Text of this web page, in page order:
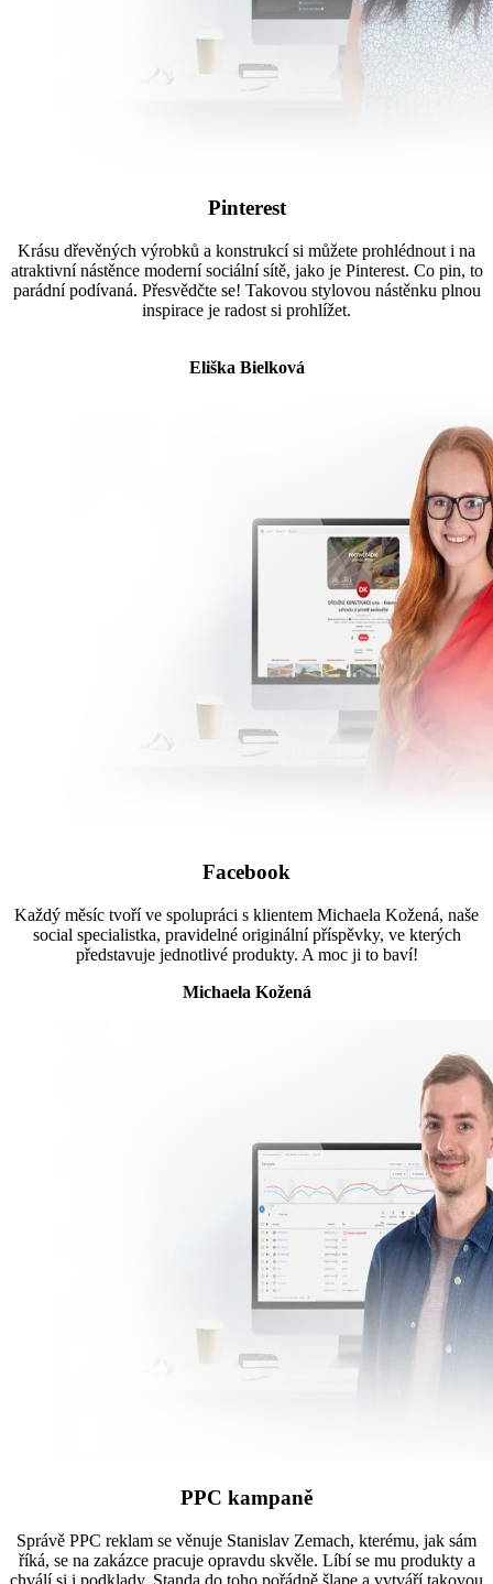
Pinterest
Krásu dřevěných výrobků a konstrukcí si můžete prohlédnout i na
atraktivní nástěnce moderní sociální sítě, jako je Pinterest. Co pin, to
parádní podívaná. Přesvědčte se! Takovou stylovou nástěnku plnou
inspirace je radost si prohlížet.
Eliška Bielková
Facebook
Každý měsíc tvoří ve spolupráci s klientem Michaela Kožená, naše
social specialistka, pravidelné originální příspěvky, ve kterých
představuje jednotlivé produkty. A moc ji to baví!
Michaela Kožená
PPC kampaně
Správě PPC reklam se věnuje Stanislav Zemach, kterému, jak sám
říká, se na zakázce pracuje opravdu skvěle. Líbí se mu produkty a
chválí si i podklady. Standa do toho pořádně šlape a vytváří takovou